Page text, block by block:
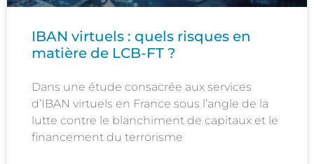
IBAN virtuels : quels risques en
matière de LCB-FT ?
Dans une étude consacrée aux services
d’IBAN virtuels en France sous l’angle de la
lutte contre le blanchiment de capitaux et le
financement du terrorisme